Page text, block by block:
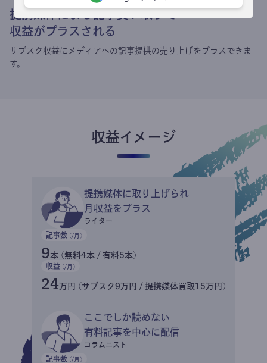
提携媒体による記事買い取りで
収益がプラスされる
サブスク収益にメディアへの記事提供の売り上げをプラスできま
す。
収益イメージ
提携媒体に取り上げられ
月収益をプラス
ライター
記事数 (/月)
9本 (無料4本 / 有料5本)
収益 (/月)
24万円 (サブスク9万円 / 提携媒体買取15万円)
ここでしか読めない
有料記事を中心に配信
コラムニスト
記事数 (/月)